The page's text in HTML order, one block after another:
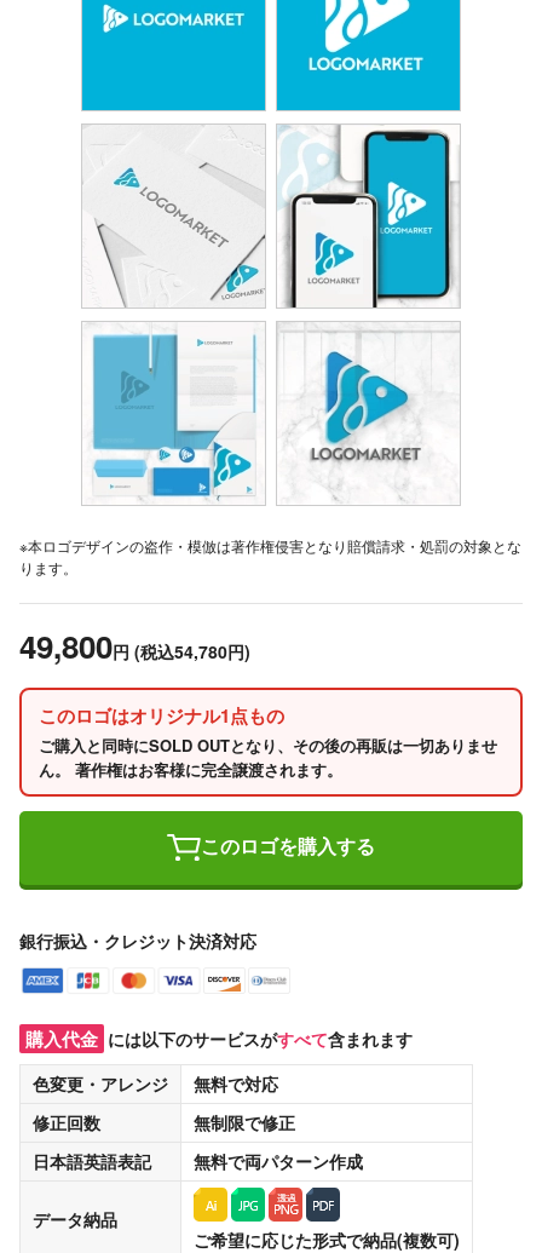
※本ロゴデザインの盗作・模倣は著作権侵害となり賠償請求・処罰の対象とな
ります。
49,800円 (税込54,780円)
このロゴはオリジナル1点もの
ご購入と同時にSOLD OUTとなり、その後の再販は一切ありませ
ん。 著作権はお客様に完全譲渡されます。
このロゴを購入する
銀行振込・クレジット決済対応
購入代金 には以下のサービスがすべて含まれます
色変更・アレンジ
無料で対応
修正回数
無制限で修正
日本語英語表記
無料で両パターン作成
データ納品
ご希望に応じた形式で納品(複数可)